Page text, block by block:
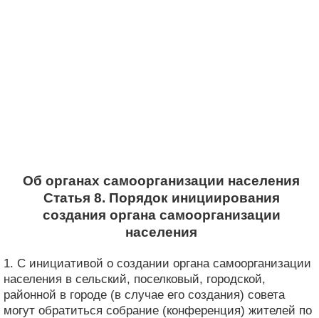
Об органах самоорганизации населения
Статья 8. Порядок инициирования
создания органа самоорганизации
населения
1. С инициативой о создании органа самоорганизации
населения в сельский, поселковый, городской,
районной в городе (в случае его создания) совета
могут обратиться собрание (конференция) жителей по